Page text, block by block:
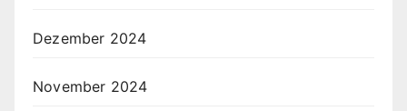
Dezember 2024
November 2024